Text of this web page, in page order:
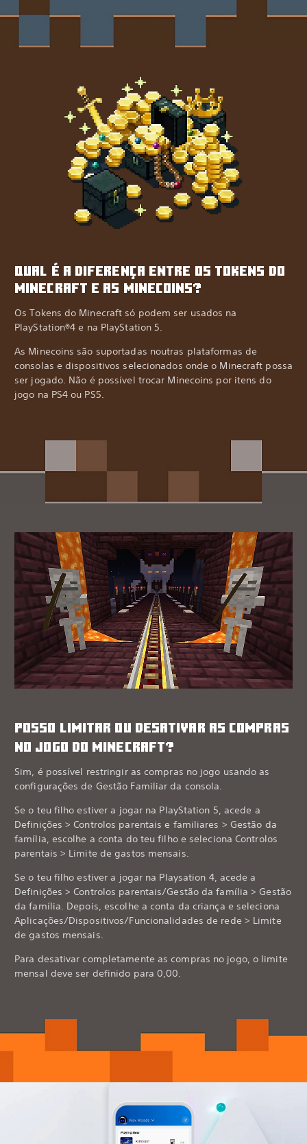
QUAL É A DIFERENÇA ENTRE OS TOKENS DO
MINECRAFT E AS MINECOINS?
Os Tokens do Minecraft só podem ser usados na
PlayStation®4 e na PlayStation 5.
As Minecoins são suportadas noutras plataformas de
consolas e dispositivos selecionados onde o Minecraft possa
ser jogado. Não é possível trocar Minecoins por itens do
jogo na PS4 ou PS5.
POSSO LIMITAR OU DESATIVAR AS COMPRAS
NO JOGO DO MINECRAFT?
Sim, é possível restringir as compras no jogo usando as
configurações de Gestão Familiar da consola.
Se o teu filho estiver a jogar na PlayStation 5, acede a
Definições > Controlos parentais e familiares > Gestão da
família, escolhe a conta do teu filho e seleciona Controlos
parentais > Limite de gastos mensais.
Se o teu filho estiver a jogar na Playsation 4, acede a
Definições > Controlos parentais/Gestão da família > Gestão
da família. Depois, escolhe a conta da criança e seleciona
Aplicações/Dispositivos/Funcionalidades de rede > Limite
de gastos mensais.
Para desativar completamente as compras no jogo, o limite
mensal deve ser definido para 0,00.